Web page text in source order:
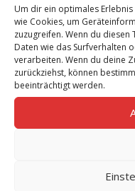
Um dir ein optimales
wie Cookies, um
zuzugreifen. Wenn du
Daten wie das Surfverhalten
verarbeiten. Wenn du deine
zurückziehst, können
beeinträchtigt werden.
Ästhetik
und Eventdesigner
sicherzustellen,
hervorragend
Freude für das
eine Atmosphäre
einladend als auch
von exzellentem